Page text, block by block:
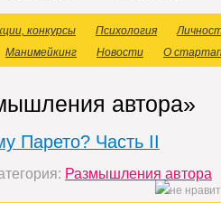
автора»
Парето? Часть II
Размышления автора
конкурсы Психология
Манимейкинг Новости О